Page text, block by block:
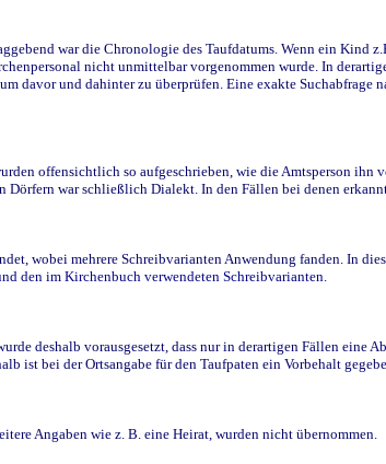
war die Chronologie des Taufdatums. Wenn ein Kind
nicht unmittelbar vorgenommen wurde. In
davor und dahinter zu überprüfen. Eine exakte
offensichtlich so aufgeschrieben, wie die Amtsperson ihn
Dörfern war schließlich Dialekt. In den Fällen bei denen
wobei mehrere Schreibvarianten Anwendung fanden. In
den im Kirchenbuch verwendeten Schreibvarianten.
deshalb vorausgesetzt, dass nur in derartigen Fällen eine
ist bei der Ortsangabe für den Taufpaten ein Vorbehalt
Angaben wie z. B. eine Heirat, wurden nicht übernommen.